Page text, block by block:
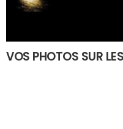
VOS PHOTOS SUR